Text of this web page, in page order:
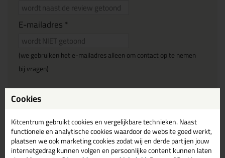
E-mailadres *
(we gebruiken het e-mailadres alleen om contact op te nemen
bij vragen)
Reviewtitel *
Je ervaring
Cookies
Kitcentrum gebruikt cookies en vergelijkbare technieken. Naast
functionele en analytische cookies waardoor de website goed werkt,
plaatsen we ook marketing cookies zodat wij en derde partijen jouw
internetgedrag kunnen volgen en persoonlijke content kunnen laten